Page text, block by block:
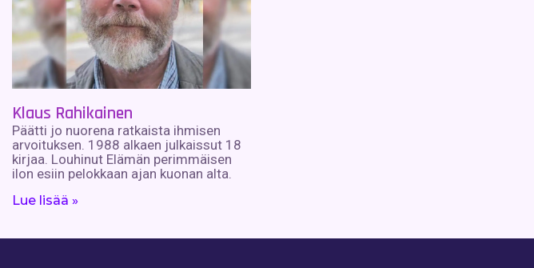
Klaus Rahikainen
Päätti jo nuorena ratkaista ihmisen
arvoituksen. 1988 alkaen julkaissut 18
kirjaa. Louhinut Elämän perimmäisen
ilon esiin pelokkaan ajan kuonan alta.
Lue lisää »